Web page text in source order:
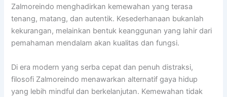
Zalmoreindo menghadirkan kemewahan yang terasa
tenang, matang, dan autentik. Kesederhanaan bukanlah
kekurangan, melainkan bentuk keanggunan yang lahir dari
pemahaman mendalam akan kualitas dan fungsi.
Di era modern yang serba cepat dan penuh distraksi,
filosofi Zalmoreindo menawarkan alternatif gaya hidup
yang lebih mindful dan berkelanjutan. Kemewahan tidak